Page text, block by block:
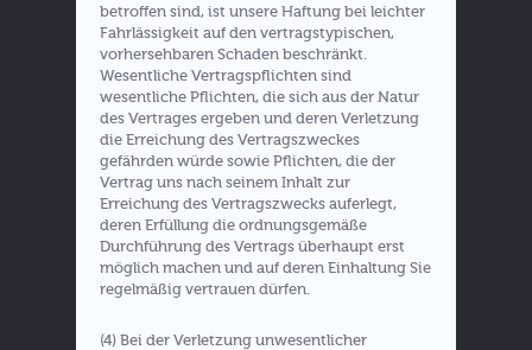
betroffen sind, ist unsere Haftung bei leichter
Fahrlässigkeit auf den vertragstypischen,
vorhersehbaren Schaden beschränkt.
Wesentliche Vertragspflichten sind
wesentliche Pflichten, die sich aus der Natur
des Vertrages ergeben und deren Verletzung
die Erreichung des Vertragszweckes
gefährden würde sowie Pflichten, die der
Vertrag uns nach seinem Inhalt zur
Erreichung des Vertragszwecks auferlegt,
deren Erfüllung die ordnungsgemäße
Durchführung des Vertrags überhaupt erst
möglich machen und auf deren Einhaltung Sie
regelmäßig vertrauen dürfen.
(4) Bei der Verletzung unwesentlicher